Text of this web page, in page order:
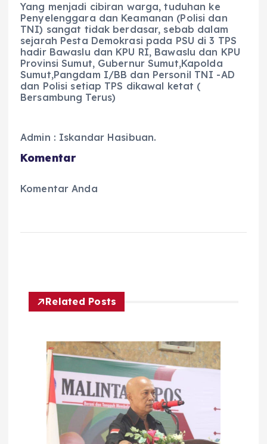
Yang menjadi cibiran warga, tuduhan ke
Penyelenggara dan Keamanan (Polisi dan
TNI) sangat tidak berdasar, sebab dalam
sejarah Pesta Demokrasi pada PSU di 3 TPS
hadir Bawaslu dan KPU RI, Bawaslu dan KPU
Provinsi Sumut, Gubernur Sumut,Kapolda
Sumut,Pangdam I/BB dan Personil TNI -AD
dan Polisi setiap TPS dikawal ketat (
Bersambung Terus)
Admin : Iskandar Hasibuan.
Komentar
Komentar Anda
Related Posts